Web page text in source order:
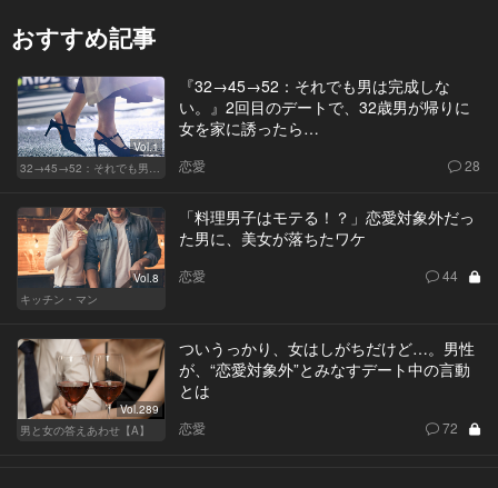
おすすめ記事
Vol.1
32→45→52：それでも男は完成しない。
『32→45→52：それでも男は完成しな
い。』2回目のデートで、32歳男が帰りに
女を家に誘ったら…
恋愛 28
Vol.8
キッチン・マン
「料理男子はモテる！？」恋愛対象外だっ
た男に、美女が落ちたワケ
恋愛 44
Vol.289
男と女の答えあわせ【A】
ついうっかり、女はしがちだけど…。男性
が、“恋愛対象外”とみなすデート中の言動
とは
恋愛 72